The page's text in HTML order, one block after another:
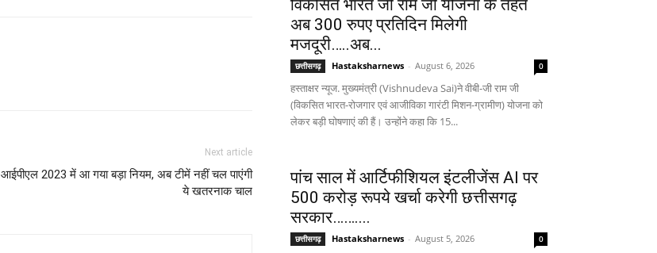
Next article
आईपीएल 2023 में आ गया बड़ा नियम, अब टीमें नहीं चल पाएंगी
ये खतरनाक चाल
विकसित भारत जी राम जी योजना के तहत
अब 300 रुपए प्रतिदिन मिलेगी
मजदूरी…..अब...
छत्तीसगढ़ Hastaksharnews - August 6, 2026 0
हस्ताक्षर न्यूज. मुख्यमंत्री (Vishnudeva Sai)ने वीबी-जी राम जी
(विकसित भारत-रोजगार एवं आजीविका गारंटी मिशन-ग्रामीण) योजना को
लेकर बड़ी घोषणाएं की हैं। उन्होंने कहा कि 15...
पांच साल में आर्टिफीशियल इंटलीजेंस AI पर
500 करोड़ रूपये खर्चा करेगी छत्तीसगढ़
सरकार……....
छत्तीसगढ़ Hastaksharnews - August 5, 2026 0